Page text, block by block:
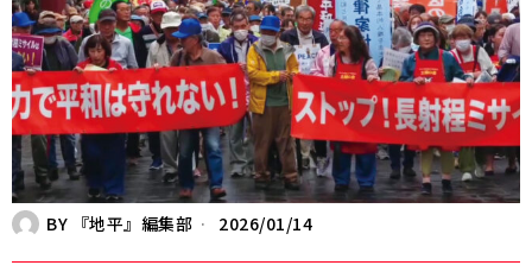
BY 『地平』編集部 2026/01/14